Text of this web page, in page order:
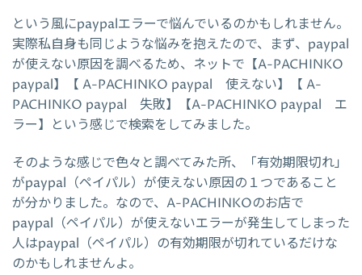
という風にpaypalエラーで悩んでいるのかもしれません。
実際私自身も同じような悩みを抱えたので、まず、paypal
が使えない原因を調べるため、ネットで【A-PACHINKO
paypal】【 A-PACHINKO paypal 使えない】【 A-
PACHINKO paypal 失敗】【A-PACHINKO paypal エ
ラー】という感じで検索をしてみました。
そのような感じで色々と調べてみた所、「有効期限切れ」
がpaypal（ペイパル）が使えない原因の１つであること
が分かりました。なので、A-PACHINKOのお店で
paypal（ペイパル）が使えないエラーが発生してしまった
人はpaypal（ペイパル）の有効期限が切れているだけな
のかもしれませんよ。